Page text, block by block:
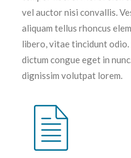
vel auctor nisi convallis.
aliquam tellus rhoncus
libero, vitae tincidunt odio.
dictum congue eget in
dignissim volutpat lorem.